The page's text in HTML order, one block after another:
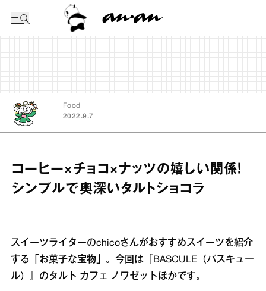
Food
2022.9.7
コーヒー×チョコ×ナッツの嬉しい関係！
シンプルで奥深いタルトショコラ
スイーツライターのchicoさんがおすすめスイーツを紹介
する「お菓子な宝物」。今回は『BASCULE（バスキュー
ル）』のタルト カフェ ノワゼットほかです。